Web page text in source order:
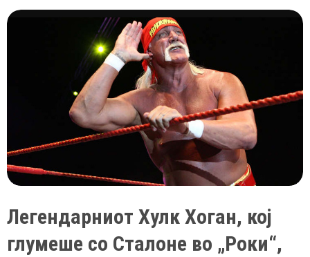
станал
зависен
поранешниот
Хулк
за
тешкиот
по
борбите
Легендарниот Хулк Хоган, кој
глумеше со Сталоне во „Роки“,